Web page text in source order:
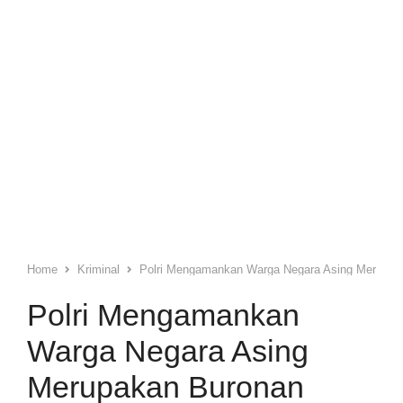
Home Kriminal Polri Mengamankan Warga Negara Asing
Polri Mengamankan
Warga Negara Asing
Merupakan Buronan